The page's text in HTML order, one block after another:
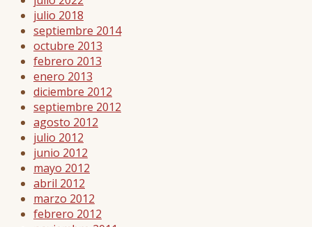
julio 2018
septiembre 2014
octubre 2013
febrero 2013
enero 2013
diciembre 2012
septiembre 2012
agosto 2012
julio 2012
junio 2012
mayo 2012
abril 2012
marzo 2012
febrero 2012